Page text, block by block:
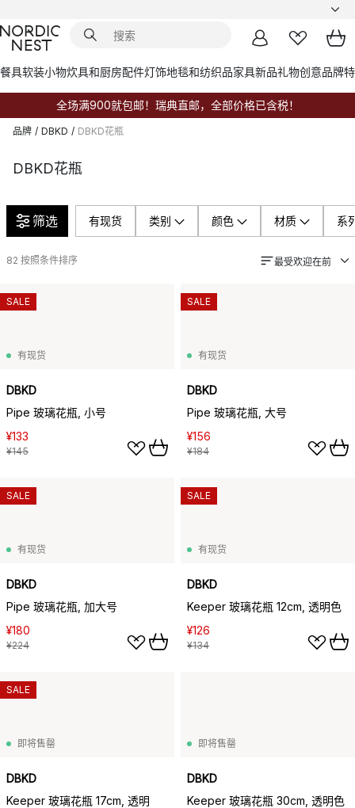
餐具软装小物炊具和厨房配件灯饰地毯和纺织品家具新品礼物创意品牌
全场满900就包邮！瑞典直邮，全部价格已含税！
品牌 / DBKD / DBKD花瓶
DBKD花瓶
筛选 有现货 类别 颜色 材质 系
82 按照条件排序 最受欢迎在前
有现货
DBKD
Pipe 玻璃花瓶, 小号
¥133
¥145
SALE
有现货
DBKD
Pipe 玻璃花瓶, 大号
¥156
¥184
SALE
有现货
DBKD
Pipe 玻璃花瓶, 加大号
¥180
¥224
SALE
有现货
DBKD
Keeper 玻璃花瓶 12cm, 透明色
¥126
¥134
SALE
即将售罄
DBKD
Keeper 玻璃花瓶 17cm, 透明
SALE
即将售罄
DBKD
Keeper 玻璃花瓶 30cm, 透明色